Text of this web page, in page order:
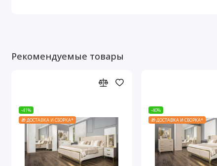
Рекомендуемые товары
-41%
🎁 ДОСТАВКА И СБОРКА*
-40%
🎁 ДОСТАВКА И СБОРКА*